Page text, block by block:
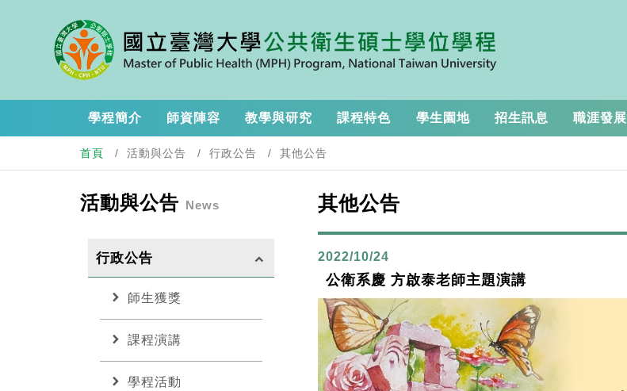
學程簡介 師資陣容 教學與研究 課程特色 學生園地 招生訊息 職涯發展
首頁 活動與公告 行政公告 其他公告
活動與公告 News
行政公告 keyboard_arrow_up
chevron_right 師生獲獎
chevron_right 課程演講
chevron_right 學程活動
其他公告
2022/10/24
公衛系慶 方啟泰老師主題演講